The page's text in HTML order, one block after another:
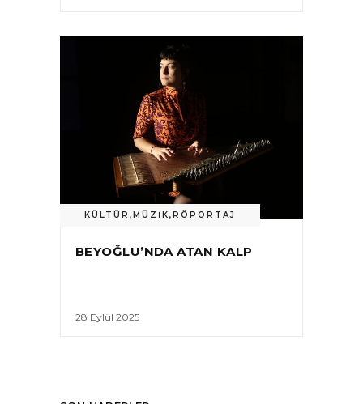
KÜLTÜR , MÜZIK, RÖPORTAJ
BEYOĞLU’NDA ATAN KALP
28 Eylül 2025